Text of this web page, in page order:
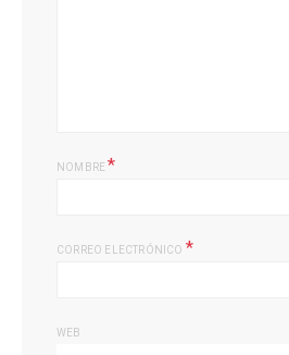
NOMBRE *
CORREO ELECTRÓNICO *
WEB